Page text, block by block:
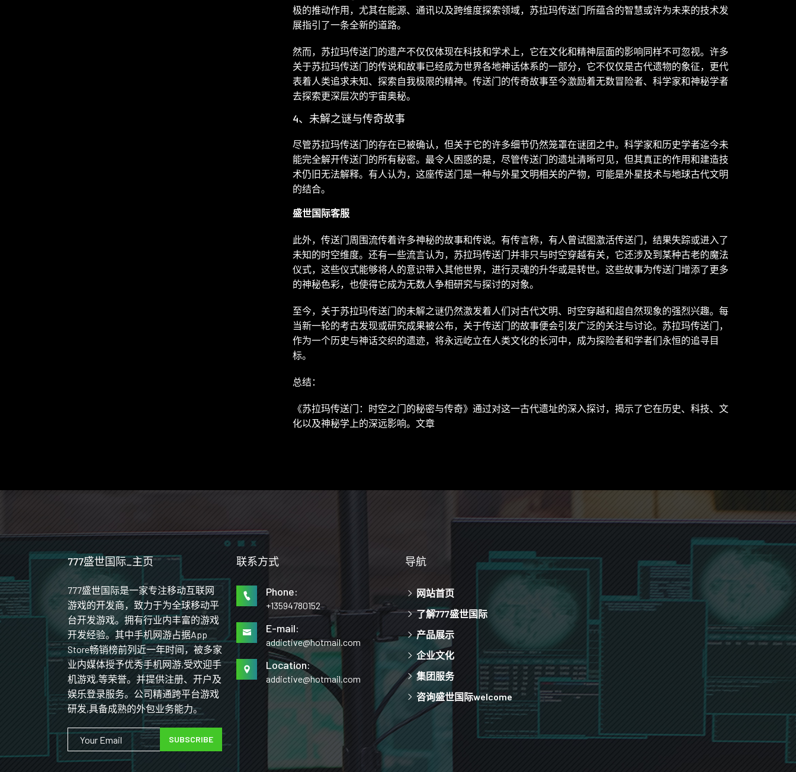
极的推动作用，尤其在能源、通讯以及跨维度探索领域，苏拉玛传送门所蕴含的智慧或许为未来的技术发
展指引了一条全新的道路。
然而，苏拉玛传送门的遗产不仅仅体现在科技和学术上，它在文化和精神层面的影响同样不可忽视。许多
关于苏拉玛传送门的传说和故事已经成为世界各地神话体系的一部分，它不仅仅是古代遗物的象征，更代
表着人类追求未知、探索自我极限的精神。传送门的传奇故事至今激励着无数冒险者、科学家和神秘学者
去探索更深层次的宇宙奥秘。
4、未解之谜与传奇故事
尽管苏拉玛传送门的存在已被确认，但关于它的许多细节仍然笼罩在谜团之中。科学家和历史学者迄今未
能完全解开传送门的所有秘密。最令人困惑的是，尽管传送门的遗址清晰可见，但其真正的作用和建造技
术仍旧无法解释。有人认为，这座传送门是一种与外星文明相关的产物，可能是外星技术与地球古代文明
的结合。
盛世国际客服
此外，传送门周围流传着许多神秘的故事和传说。有传言称，有人曾试图激活传送门，结果失踪或进入了
未知的时空维度。还有一些流言认为，苏拉玛传送门并非只与时空穿越有关，它还涉及到某种古老的魔法
仪式，这些仪式能够将人的意识带入其他世界，进行灵魂的升华或是转世。这些故事为传送门增添了更多
的神秘色彩，也使得它成为无数人争相研究与探讨的对象。
至今，关于苏拉玛传送门的未解之谜仍然激发着人们对古代文明、时空穿越和超自然现象的强烈兴趣。每
当新一轮的考古发现或研究成果被公布，关于传送门的故事便会引发广泛的关注与讨论。苏拉玛传送门，
作为一个历史与神话交织的遗迹，将永远屹立在人类文化的长河中，成为探险者和学者们永恒的追寻目
标。
总结：
《苏拉玛传送门：时空之门的秘密与传奇》通过对这一古代遗址的深入探讨，揭示了它在历史、科技、文
化以及神秘学上的深远影响。文章
777盛世国际_主页
777盛世国际是一家专注移动互联网
游戏的开发商，致力于为全球移动平
台开发游戏。拥有行业内丰富的游戏
开发经验。其中手机网游占据App
Store畅销榜前列近一年时间，被多家
业内媒体授予优秀手机网游,受欢迎手
机游戏,等荣誉。并提供注册、开户及
娱乐登录服务。公司精通跨平台游戏
研发,具备成熟的外包业务能力。
SUBSCRIBE
联系方式
Phone:
+13594780152
E-mail:
addictive@hotmail.com
Location:
addictive@hotmail.com
导航
网站首页
了解777盛世国际
产品展示
企业文化
集团服务
咨询盛世国际welcome